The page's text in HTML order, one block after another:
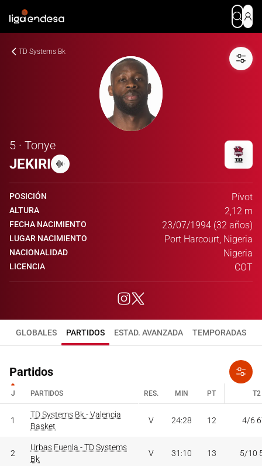
TD Systems Bk
5 · Tonye
JEKIRI
POSICIÓN Pívot
ALTURA 2,12 m
FECHA NACIMIENTO 23/07/1994 (32 años)
LUGAR NACIMIENTO Port Harcourt, Nigeria
NACIONALIDAD Nigeria
LICENCIA COT
GLOBALES PARTIDOS ESTAD. AVANZADA TEMPORADAS
Partidos
J PARTIDOS RES. MIN PT T2
PARTIDOS
1
TD Systems Bk - Valencia
Basket
V 24:28 12 4/6
2
Urbas Fuenla - TD Systems
Bk
V 31:10 13 5/10